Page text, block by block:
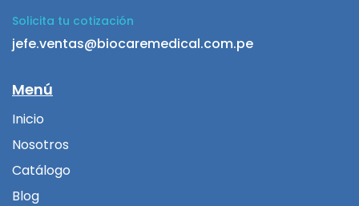
Solicita tu cotización
jefe.ventas@biocaremedical.com.pe
Menú
Inicio
Nosotros
Catálogo
Blog